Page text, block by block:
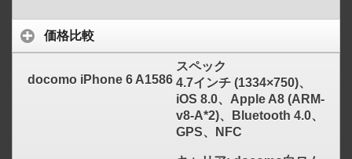
価格比較
docomo iPhone 6 A1586
スペック
4.7インチ (1334×750)、
iOS 8.0、Apple A8 (ARM-
v8-A*2)、Bluetooth 4.0、
GPS、NFC